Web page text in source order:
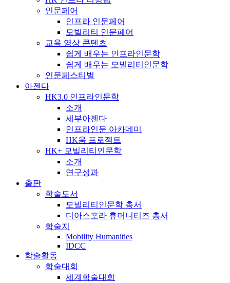
인문페어
인프라 인문페어
모빌리티 인문페어
교육 영상 콘텐츠
쉽게 배우는 인프라인문학
쉽게 배우는 모빌리티인문학
인문페스티벌
아젠다
HK3.0 인프라인문학
소개
세부아젠다
인프라인문 아카데미
HK움 프로젝트
HK+ 모빌리티인문학
소개
연구성과
출판
학술도서
모빌리티인문학 총서
디아스포라 휴머니티즈 총서
학술지
Mobility Humanities
IDCC
학술활동
학술대회
세계학술대회